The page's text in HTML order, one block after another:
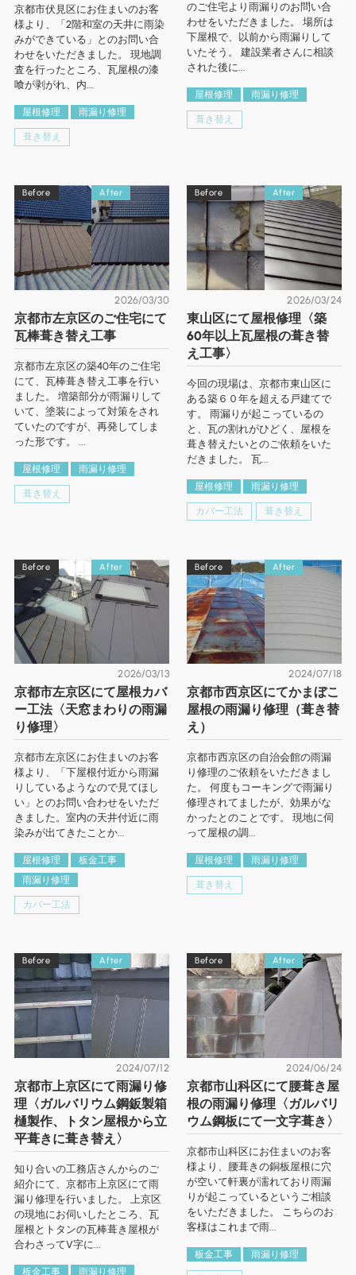
京都市伏見区にお住まいのお客
様より、「2階和室の天井に雨染
みができている」とのお問い合
わせをいただきました。 現地調
査を行ったところ、瓦屋根の漆
喰が剥がれ、内...
屋根修理 雨漏り修理
葺き替え
のご住宅より雨漏りのお問い合
わせをいただきました。 場所は
下屋根で、以前から雨漏りして
いたそう。 建設業者さんに相談
された後に...
屋根修理 雨漏り修理
葺き替え
Before After
2026/03/30
京都市左京区のご住宅にて
瓦棒葺き替え工事
京都市左京区の築40年のご住宅
にて、瓦棒葺き替え工事を行い
ました。 増築部分が雨漏りして
いて、塗装によって対策をされ
ていたのですが、再発してしま
った形です。 ...
屋根修理 雨漏り修理
葺き替え
Before After
2026/03/24
東山区にて屋根修理〈築
60年以上瓦屋根の葺き替
え工事〉
今回の現場は、京都市東山区に
ある築６０年を超える戸建てで
す。 雨漏りが起こっているの
と、瓦の割れがひどく、屋根を
葺き替えたいとのご依頼をいた
だきました。 瓦...
屋根修理 雨漏り修理
カバー工法 葺き替え
Before After
2026/03/13
京都市左京区にて屋根カバ
ー工法〈天窓まわりの雨漏
り修理〉
京都市左京区にお住まいのお客
様より、「下屋根付近から雨漏
りしているようなので見てほし
い」とのお問い合わせをいただ
きました。室内の天井付近に雨
染みが出てきたことか...
屋根修理
板金工事
雨漏り修理
カバー工法
Before After
2024/07/18
京都市西京区にてかまぼこ
屋根の雨漏り修理（葺き替
え）
京都市西京区の自治会館の雨漏
り修理のご依頼をいただきまし
た。 何度もコーキングで雨漏り
修理されてましたが、効果がな
かったとのことです。 現地に伺
って屋根の調...
屋根修理 雨漏り修理
葺き替え
Before After
2024/07/12
京都市上京区にて雨漏り修
理〈ガルバリウム鋼鈑製箱
樋製作、トタン屋根から立
平葺きに葺き替え〉
知り合いの工務店さんからのご
紹介にて、京都市上京区にて雨
漏り修理を行いました。 上京区
の現地にお伺いしたところ、瓦
屋根とトタンの瓦棒葺き屋根が
合わさってV字に...
板金工事 雨漏り修理
Before After
2024/06/24
京都市山科区にて腰葺き屋
根の雨漏り修理〈ガルバリ
ウム鋼板にて一文字葺き〉
京都市山科区にお住まいのお客
様より、腰葺きの銅板屋根に穴
が空いて軒裏が濡れており雨漏
りが起こっているというご相談
をいただきました。 こちらのお
客様はこれまで雨...
板金工事 雨漏り修理